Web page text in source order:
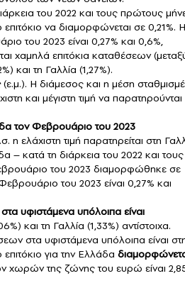
του 2022 και τους πρώτους
να διαμορφώνεται σε 0,21%. Η
του 2023 είναι 0,27% και 0,6%,
χαμηλά επιτόκια καταθέσεων
και τη Γαλλία (1,27%).
(ε.μ.). Η διάμεσος και η μέση
και μέγιστη τιμή να παρατηρούνται
τον Φεβρουάριο του 2023
ελάχιστη τιμή παρατηρείται στη
– κατά τη διάρκεια του 2022 και τους
του 2023 διαμορφώθηκε σε
του 2023 είναι 0,27% και
στα υφιστάμενα υπόλοιπα είναι
και τη Γαλλία (1,33%) αντίστοιχα.
στα υφιστάμενα υπόλοιπα είναι
για την Ελλάδα
χωρών της ζώνης του ευρώ είναι